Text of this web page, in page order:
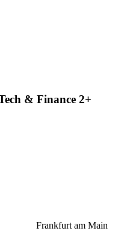
& Finance 2+
Frankfurt am Main